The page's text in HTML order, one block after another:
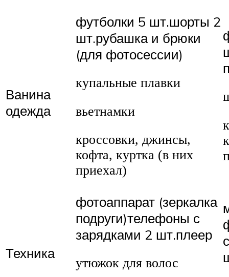
Ванина
одежда
футболки 5 шт.шорты 2
шт.рубашка и брюки
(для фотосессии)
купальные плавки
вьетнамки
кроссовки, джинсы,
кофта, куртка (в них
приехал)
Техника
фотоаппарат (зеркалка
подруги)телефоны с
зарядками 2 шт.плеер
утюжок для волос